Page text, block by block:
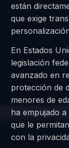
están
que exige
En Estados
legislación
avanzado en
protección de
menores de
ha empujado
que le
con la